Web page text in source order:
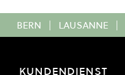
BERN | LAUSANNE |
KUNDENDIENST